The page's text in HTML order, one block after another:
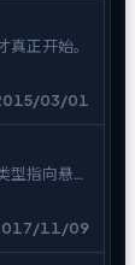
正开始。
03/01
型指向悬
11/09